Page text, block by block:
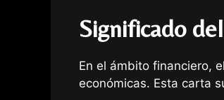
Significado
En el ámbito financiero, el
económicas. Esta carta